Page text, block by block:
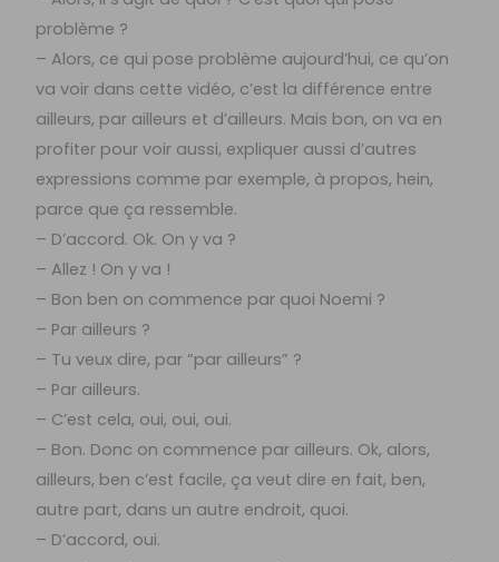
problème ?
– Alors, ce qui pose problème aujourd’hui, ce qu’on
va voir dans cette vidéo, c’est la différence entre
ailleurs, par ailleurs et d’ailleurs. Mais bon, on va en
profiter pour voir aussi, expliquer aussi d’autres
expressions comme par exemple, à propos, hein,
parce que ça ressemble.
– D’accord. Ok. On y va ?
– Allez ! On y va !
– Bon ben on commence par quoi Noemi ?
– Par ailleurs ?
– Tu veux dire, par “par ailleurs” ?
– Par ailleurs.
– C’est cela, oui, oui, oui.
– Bon. Donc on commence par ailleurs. Ok, alors,
ailleurs, ben c’est facile, ça veut dire en fait, ben,
autre part, dans un autre endroit, quoi.
– D’accord, oui.